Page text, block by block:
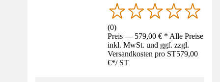
(0)
Preis — 579,00 € * Alle Preise
inkl. MwSt. und ggf. zzgl.
Versandkosten pro ST579,00
€*/ ST